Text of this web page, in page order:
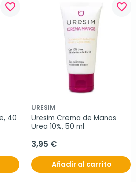
favorite_border
40
favorite_border
URESIM
Uresim Crema de Manos
Urea 10%, 50 ml
3,95 €
Añadir al carrito